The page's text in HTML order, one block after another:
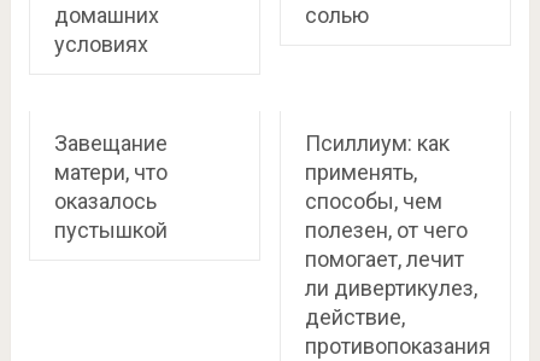
домашних
условиях
солью
Завещание
матери, что
оказалось
пустышкой
Псиллиум: как
применять,
способы, чем
полезен, от чего
помогает, лечит
ли дивертикулез,
действие,
противопоказания